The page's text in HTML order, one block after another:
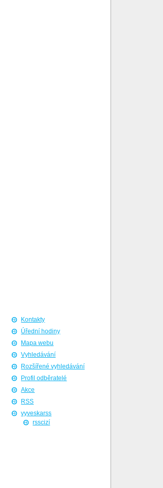
Kontakty
Úřední hodiny
Mapa webu
Vyhledávání
Rozšířené vyhledávání
Profil odběratelé
Akce
RSS
vyveskarss
rsscizí